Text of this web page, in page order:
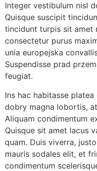
Integer vestibulum nisl
Quisque suscipit
tincidunt turpis sit amet
consectetur purus
unia europejska
Suspendisse prad
feugiat.
Ins hac habitasse
dobry magna lobortis,
Aliquam condimentum
Quisque sit amet lacus
quam. Duis viverra,
mauris sodales elit, et
condimentum